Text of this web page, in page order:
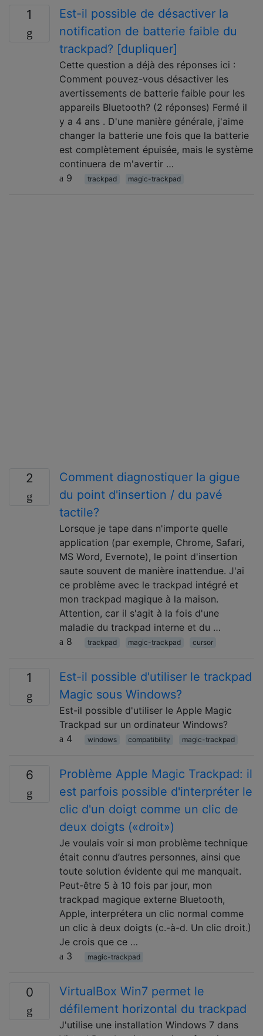
1
Est-il possible de désactiver la
notification de batterie faible du
trackpad? [dupliquer]
Cette question a déjà des réponses ici :
Comment pouvez-vous désactiver les
avertissements de batterie faible pour les
appareils Bluetooth? (2 réponses) Fermé il
y a 4 ans . D'une manière générale, j'aime
changer la batterie une fois que la batterie
est complètement épuisée, mais le système
continuera de m'avertir …
9
trackpad magic-trackpad
2
Comment diagnostiquer la gigue
du point d'insertion / du pavé
tactile?
Lorsque je tape dans n'importe quelle
application (par exemple, Chrome, Safari,
MS Word, Evernote), le point d'insertion
saute souvent de manière inattendue. J'ai
ce problème avec le trackpad intégré et
mon trackpad magique à la maison.
Attention, car il s'agit à la fois d'une
maladie du trackpad interne et du …
8
trackpad magic-trackpad cursor
1
Est-il possible d'utiliser le trackpad
Magic sous Windows?
Est-il possible d'utiliser le Apple Magic
Trackpad sur un ordinateur Windows?
4
windows compatibility magic-trackpad
6
Problème Apple Magic Trackpad: il
est parfois possible d'interpréter le
clic d'un doigt comme un clic de
deux doigts («droit»)
Je voulais voir si mon problème technique
était connu d’autres personnes, ainsi que
toute solution évidente qui me manquait.
Peut-être 5 à 10 fois par jour, mon
trackpad magique externe Bluetooth,
Apple, interprétera un clic normal comme
un clic à deux doigts (c.-à-d. Un clic droit.)
Je crois que ce …
3
magic-trackpad
0
VirtualBox Win7 permet le
défilement horizontal du trackpad
J'utilise une installation Windows 7 dans